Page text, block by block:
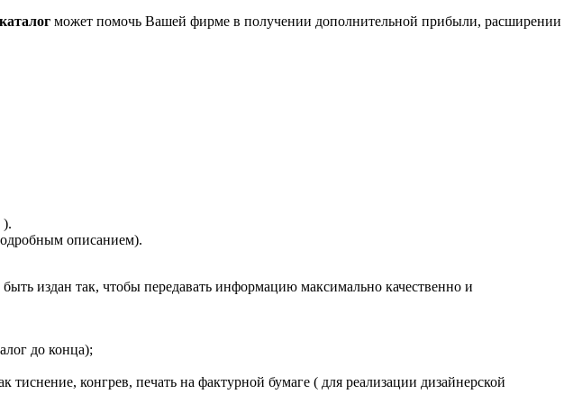
каталог может помочь Вашей фирме в получении дополнительной прибыли, расширении
).
описанием).
издан так, чтобы передавать информацию максимально качественно и
до конца);
конгрев, печать на фактурной бумаге ( для реализации дизайнерской